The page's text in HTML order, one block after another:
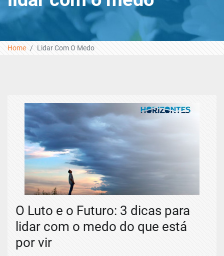
Home Lidar Com O Medo
O Luto e o Futuro: 3 dicas para
lidar com o medo do que está
por vir